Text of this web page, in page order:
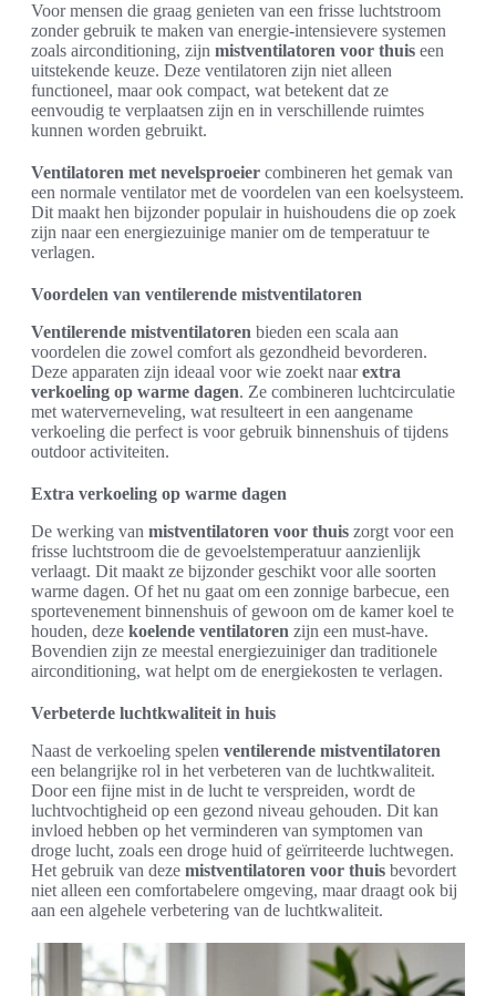
Voor mensen die graag genieten van een frisse luchtstroom
zonder gebruik te maken van energie-intensievere systemen
zoals airconditioning, zijn mistventilatoren voor thuis een
uitstekende keuze. Deze ventilatoren zijn niet alleen
functioneel, maar ook compact, wat betekent dat ze
eenvoudig te verplaatsen zijn en in verschillende ruimtes
kunnen worden gebruikt.
Ventilatoren met nevelsproeier combineren het gemak van
een normale ventilator met de voordelen van een koelsysteem.
Dit maakt hen bijzonder populair in huishoudens die op zoek
zijn naar een energiezuinige manier om de temperatuur te
verlagen.
Voordelen van ventilerende mistventilatoren
Ventilerende mistventilatoren bieden een scala aan
voordelen die zowel comfort als gezondheid bevorderen.
Deze apparaten zijn ideaal voor wie zoekt naarextra
verkoeling op warme dagen. Ze combineren luchtcirculatie
met waterverneveling, wat resulteert in een aangename
verkoeling die perfect is voor gebruik binnenshuis of tijdens
outdoor activiteiten.
Extra verkoeling op warme dagen
De werking van mistventilatoren voor thuis zorgt voor een
frisse luchtstroom die de gevoelstemperatuur aanzienlijk
verlaagt. Dit maakt ze bijzonder geschikt voor alle soorten
warme dagen. Of het nu gaat om een zonnige barbecue, een
sportevenement binnenshuis of gewoon om de kamer koel te
houden, deze koelende ventilatoren zijn een must-have.
Bovendien zijn ze meestal energiezuiniger dan traditionele
airconditioning, wat helpt om de energiekosten te verlagen.
Verbeterde luchtkwaliteit in huis
Naast de verkoeling spelen ventilerende mistventilatoren
een belangrijke rol in het verbeteren van de luchtkwaliteit.
Door een fijne mist in de lucht te verspreiden, wordt de
luchtvochtigheid op een gezond niveau gehouden. Dit kan
invloed hebben op het verminderen van symptomen van
droge lucht, zoals een droge huid of geïrriteerde luchtwegen.
Het gebruik van deze mistventilatoren voor thuis bevordert
niet alleen een comfortabelere omgeving, maar draagt ook bij
aan een algehele verbetering van de luchtkwaliteit.